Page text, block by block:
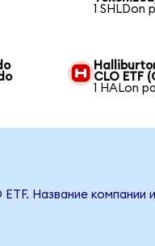
1 SHLDon
CLO ETF
1 HALon
Название компании